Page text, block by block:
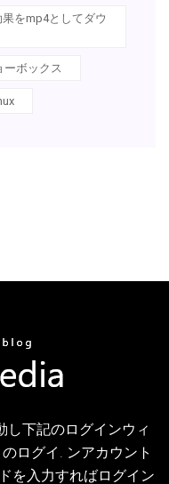
をmp4としてダウ
ーボックス
し下記のログインウィ
ログイ. ンアカウント
を入力すればログイン